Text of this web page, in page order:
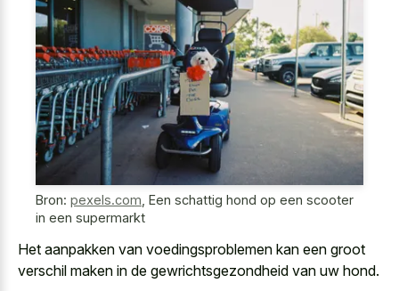
Bron: pexels.com Een schattig hond op een scooter
in een supermarkt
Het aanpakken van voedingsproblemen kan een groot
verschil maken in de gewrichtsgezondheid van uw hond.